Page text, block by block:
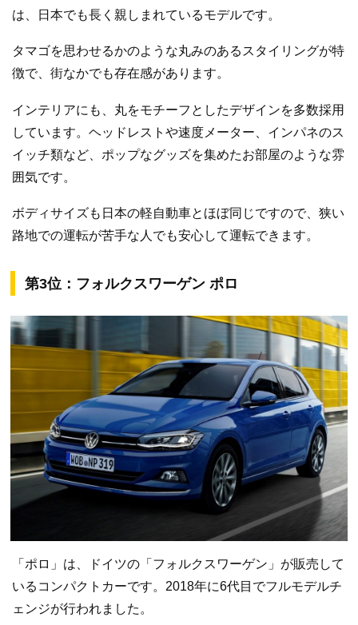
は、日本でも長く親しまれているモデルです。
タマゴを思わせるかのような丸みのあるスタイリングが特
徴で、街なかでも存在感があります。
インテリアにも、丸をモチーフとしたデザインを多数採用
しています。ヘッドレストや速度メーター、インパネのス
イッチ類など、ポップなグッズを集めたお部屋のような雰
囲気です。
ボディサイズも日本の軽自動車とほぼ同じですので、狭い
路地での運転が苦手な人でも安心して運転できます。
第3位：フォルクスワーゲン ポロ
「ポロ」は、ドイツの「フォルクスワーゲン」が販売して
いるコンパクトカーです。2018年に6代目でフルモデルチ
ェンジが行われました。